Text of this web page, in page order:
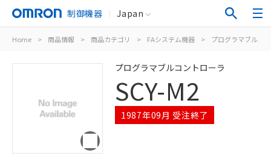
制御機器 Japan
Home > 商品情報 > 商品カテゴリ > FAシステム機器 > プログラマブルコ
プログラマブルコントローラ
SCY-M2
1987年09月 受注終了